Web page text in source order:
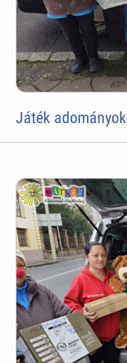
Játék